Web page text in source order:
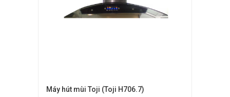
Máy hút mùi Toji (Toji H706.7)